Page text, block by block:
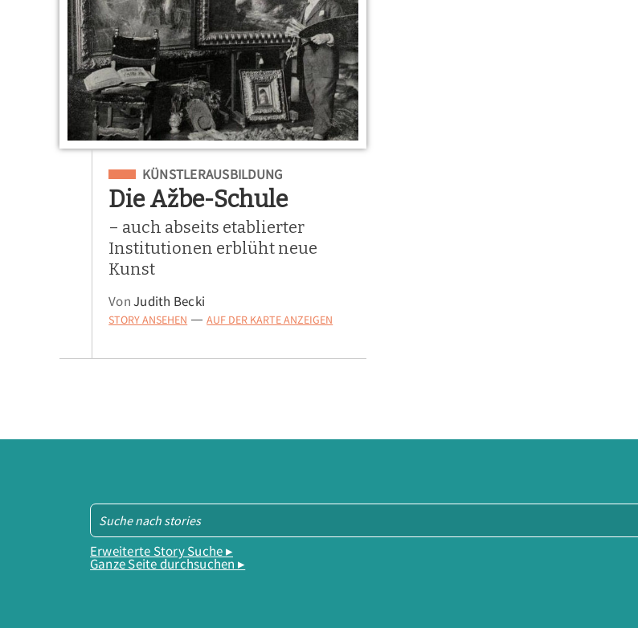
Eingeordnet unter
KÜNSTLERAUSBILDUNG
Die Ažbe-Schule
– auch abseits etablierter
Institutionen erblüht neue
Kunst
VonJudith Becki
STORY ANSEHEN — AUF DER KARTE ANZEIGEN
Erweiterte Story Suche ▸
Ganze Seite durchsuchen ▸